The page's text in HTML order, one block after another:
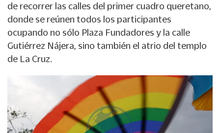
de recorrer las calles del primer cuadro queretano,
donde se reúnen todos los participantes
ocupando no sólo Plaza Fundadores y la calle
Gutiérrez Nájera, sino también el atrio del templo
de La Cruz.